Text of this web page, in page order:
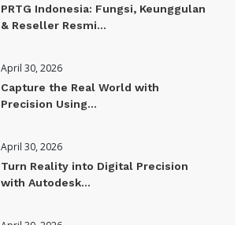
PRTG Indonesia: Fungsi, Keunggulan
& Reseller Resmi...
April 30, 2026
Capture the Real World with
Precision Using...
April 30, 2026
Turn Reality into Digital Precision
with Autodesk...